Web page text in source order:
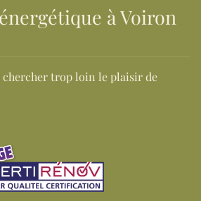
à Voiron
chercher trop loin le plaisir de